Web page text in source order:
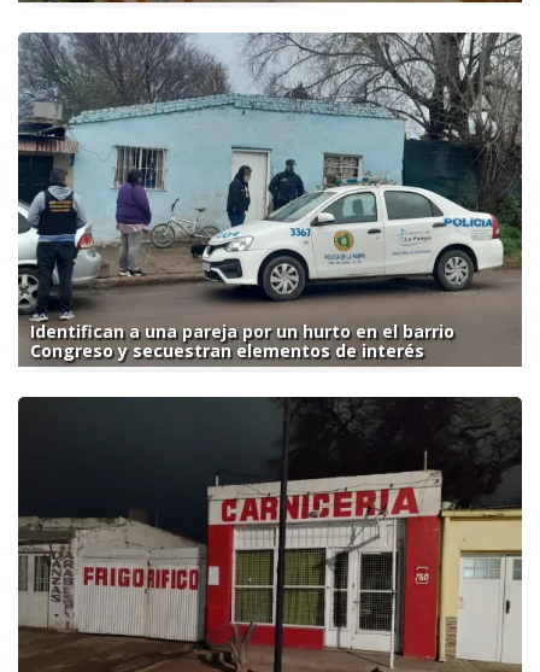
Identifican a una pareja por un hurto en el barrio
Congreso y secuestran elementos de interés